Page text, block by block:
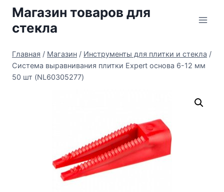
Перейти
содержимому
Магазин товаров для
стекла
Главная / Магазин / Инструменты для плитки и стекла /
Система выравнивания плитки Expert основа 6-12 мм
50 шт (NL60305277)